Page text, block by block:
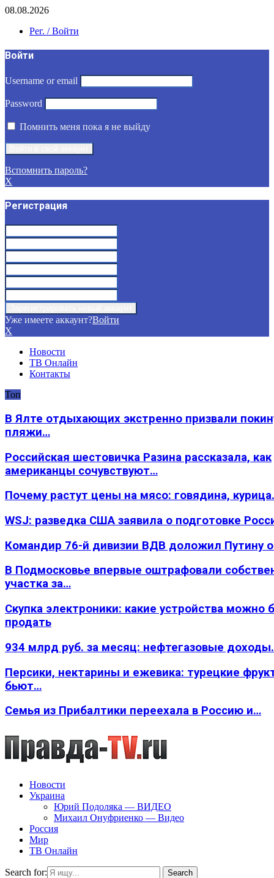
08.08.2026
Рег. / Войти
Войти
Username or email
Password
Помнить меня пока я не выйду
Вспомнить пароль?
X
Регистрация
Уже имеете аккаунт?Войти
X
Новости
ТВ Онлайн
Контакты
Топ
В Ялте отдыхающих экстренно призвали
пляжи…
Российская шестовичка Разина рассказала, как
американцы сочувствуют…
Почему растут цены на мясо: говядина,
WSJ: разведка США заявила о подготовке
Командир 76-й дивизии ВДВ доложил Путину
В Подмосковье впервые оштрафовали
участка за…
Скупка электроники: какие устройства можно
продать
934 млрд руб. за месяц: нефтегазовые
Персики, нектарины и ежевика: турецкие
бьют…
Семья из Прибалтики переехала в Россию и…
Новости
Украина
Юрий Подоляка — ВИДЕО
Михаил Онуфриенко — Видео
Россия
Мир
ТВ Онлайн
Search for:
Search